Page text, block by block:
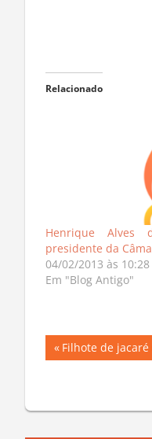
Relacionado
Henrique Alves
presidente da
04/02/2013 às 10:28
Em "Blog Antigo"
Post
Previous
Post:
Filhote de